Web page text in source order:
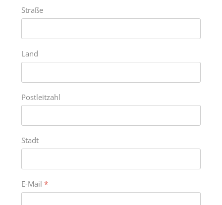
Straße
Land
Postleitzahl
Stadt
E-Mail *